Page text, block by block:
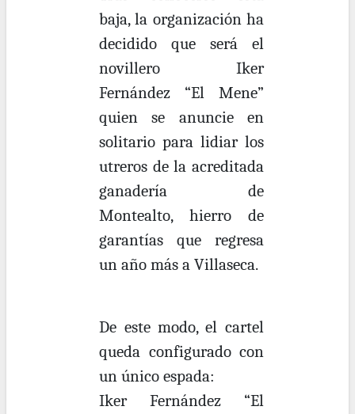
baja, la organización ha
decidido que será el
novillero Iker
Fernández “El Mene”
quien se anuncie en
solitario para lidiar los
utreros de la acreditada
ganadería de
Montealto, hierro de
garantías que regresa
un año más a Villaseca.
De este modo, el cartel
queda configurado con
un único espada:
Iker Fernández “El